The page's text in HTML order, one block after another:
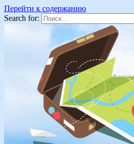
Перейти к содержанию
Search for: